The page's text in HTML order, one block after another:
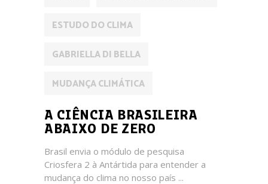
ESTUDO DO CLIMA
GABRIELLA DI BELLA
MUDANÇA CLIMÁTICA
A CIÊNCIA BRASILEIRA
ABAIXO DE ZERO
Brasil envia o módulo de pesquisa
Criosfera 2 à Antártida para entender a
mudança do clima no nosso país